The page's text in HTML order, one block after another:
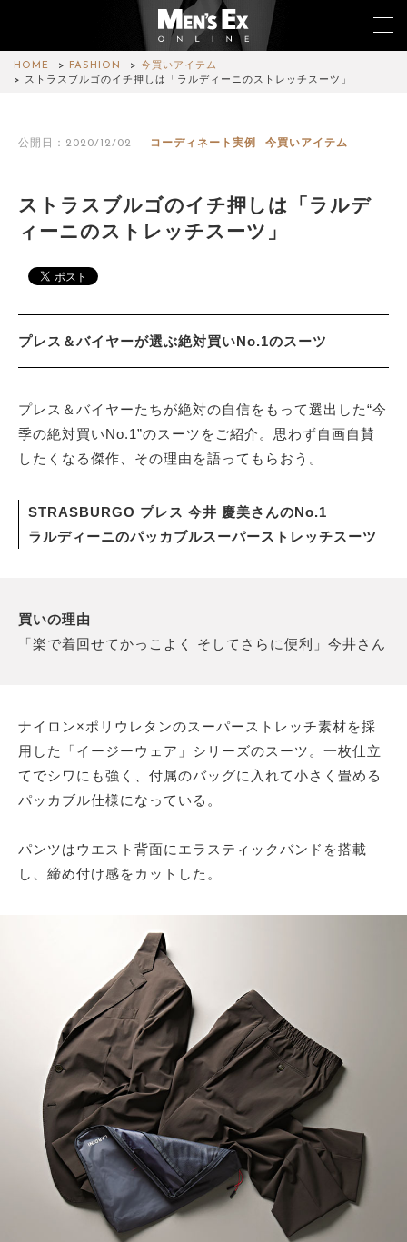
HOME FASHION
今買いアイテム
ストラスブルゴのイチ押しは「ラルディーニのストレッチスーツ」
公開日：2020/12/02 コーディネート実例 今買いアイテム
ストラスブルゴのイチ押しは「ラルデ
ィーニのストレッチスーツ」
プレス＆バイヤーが選ぶ絶対買いNo.1のスーツ
プレス＆バイヤーたちが絶対の自信をもって選出した“今
季の絶対買いNo.1”のスーツをご紹介。思わず自画自賛
したくなる傑作、その理由を語ってもらおう。
STRASBURGO プレス 今井 慶美さんのNo.1
ラルディーニのパッカブルスーパーストレッチスーツ
買いの理由
「楽で着回せてかっこよく そしてさらに便利」今井さん
ナイロン×ポリウレタンのスーパーストレッチ素材を採
用した「イージーウェア」シリーズのスーツ。一枚仕立
てでシワにも強く、付属のバッグに入れて小さく畳める
パッカブル仕様になっている。
パンツはウエスト背面にエラスティックバンドを搭載
し、締め付け感をカットした。
WATCH
CAR&BIKE
LIFESTYLE
ABOUT SITE
サイトマップ